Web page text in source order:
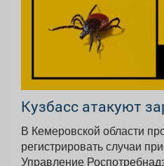
Кузбасс атакуют
В Кемеровской области
регистрировать случаи
Управление